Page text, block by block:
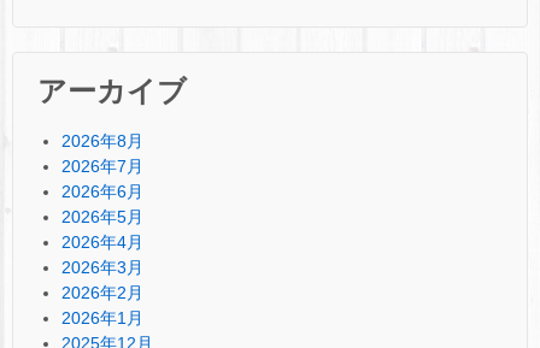
アーカイブ
2026年8月
2026年7月
2026年6月
2026年5月
2026年4月
2026年3月
2026年2月
2026年1月
2025年12月